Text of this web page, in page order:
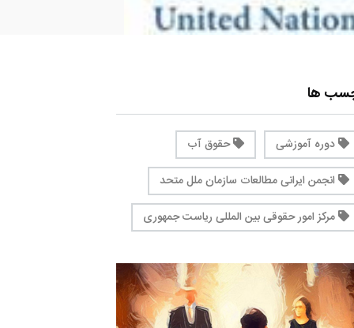
ها
دوره آموزشی
حقوق آب
انجمن ایرانی مطالعات سازمان ملل متحد
مرکز امور حقوقی بین المللی ریاست جمهوری